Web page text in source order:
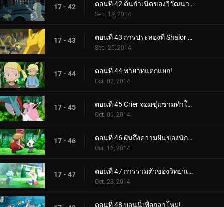
17 - 42 ตอนที่ 42 ต้นกำเนิดของวิวัฒนาการเมก้า!
Sep. 18, 2014
17 - 43 ตอนที่ 43 การประลองที่ Shalor Gym!
Sep. 25, 2014
17 - 44 ตอนที่ 44 ทายาทแตกแยก!
Oct. 02, 2014
17 - 45 ตอนที่ 45 Crier จอมซุ่มซ่ามทำให้ความวุ่นวายสงบลง!
Oct. 09, 2014
17 - 46 ตอนที่ 46 ฝันถึงความฝันของนักแสดง!
Oct. 16, 2014
17 - 47 ตอนที่ 47 การรวมตัวของวิทยาเขต!
Oct. 23, 2014
ตอนที่ 48 บอนนี่เพื่อกลาโหม!